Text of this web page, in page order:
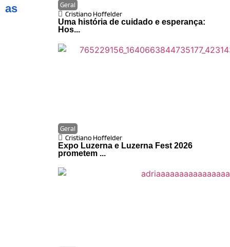
as
Geral
Cristiano Hoffelder
Uma história de cuidado e esperança:
Hos...
Geral
Cristiano Hoffelder
Expo Luzerna e Luzerna Fest 2026
prometem ...